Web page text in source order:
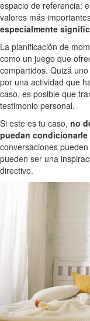
espacio de referencia:
valores más
especialmente
La planificación de
como un juego que
compartidos. Quizá
por una actividad que
caso, es posible que
testimonio personal.
Si este es tu caso, no
puedan condicionarle
conversaciones
pueden ser una
directivo.